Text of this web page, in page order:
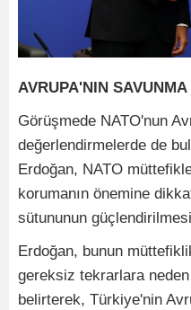
AVRUPA'NIN
Görüşmede NATO'nun
değerlendirmelerde de
Erdoğan, NATO
korumanın önemine
sütununun
Erdoğan, bunun
gereksiz tekrarlara
belirterek, Türkiye'nin